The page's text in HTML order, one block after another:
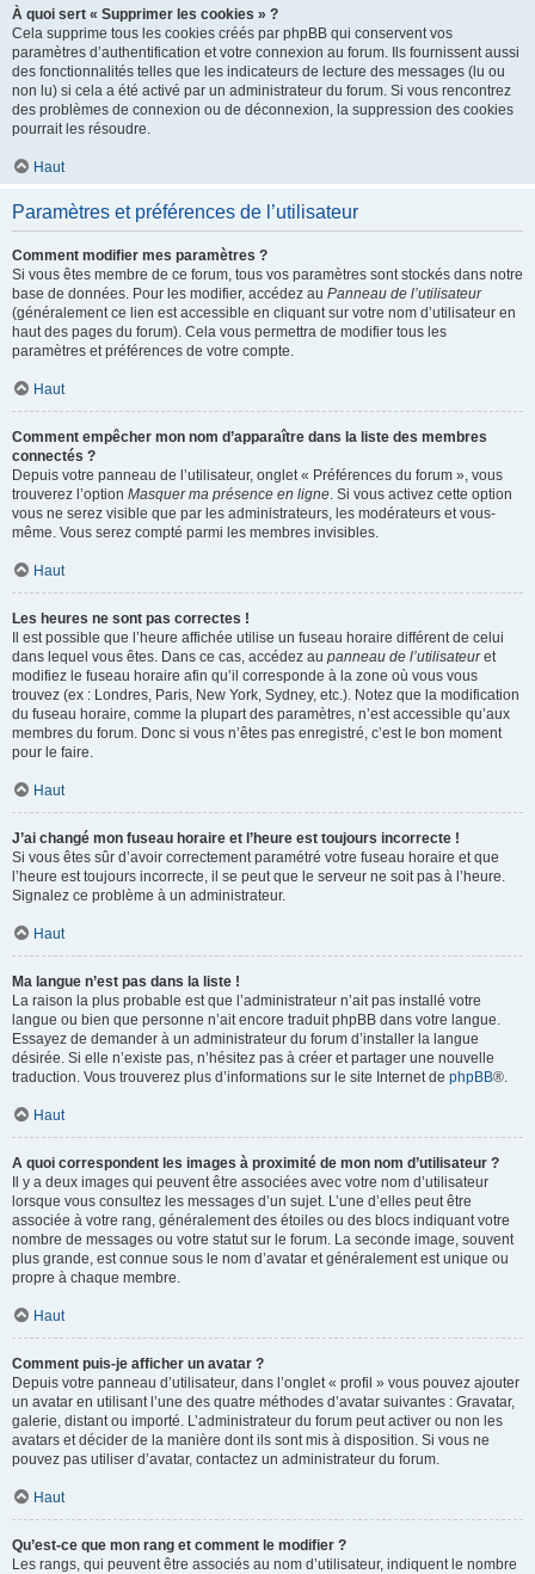
À quoi sert « Supprimer les cookies » ?
Cela supprime tous les cookies créés par phpBB qui conservent vos
paramètres d’authentification et votre connexion au forum. Ils fournissent aussi
des fonctionnalités telles que les indicateurs de lecture des messages (lu ou
non lu) si cela a été activé par un administrateur du forum. Si vous rencontrez
des problèmes de connexion ou de déconnexion, la suppression des cookies
pourrait les résoudre.
Haut
Paramètres et préférences de l’utilisateur
Comment modifier mes paramètres ?
Si vous êtes membre de ce forum, tous vos paramètres sont stockés dans notre
base de données. Pour les modifier, accédez au Panneau de l’utilisateur
(généralement ce lien est accessible en cliquant sur votre nom d’utilisateur en
haut des pages du forum). Cela vous permettra de modifier tous les
paramètres et préférences de votre compte.
Haut
Comment empêcher mon nom d’apparaître dans la liste des membres
connectés ?
Depuis votre panneau de l’utilisateur, onglet « Préférences du forum », vous
trouverez l’option Masquer ma présence en ligne. Si vous activez cette option
vous ne serez visible que par les administrateurs, les modérateurs et vous-
même. Vous serez compté parmi les membres invisibles.
Haut
Les heures ne sont pas correctes !
Il est possible que l’heure affichée utilise un fuseau horaire différent de celui
dans lequel vous êtes. Dans ce cas, accédez au panneau de l’utilisateuret
modifiez le fuseau horaire afin qu’il corresponde à la zone où vous vous
trouvez (ex : Londres, Paris, New York, Sydney, etc.). Notez que la modification
du fuseau horaire, comme la plupart des paramètres, n’est accessible qu’aux
membres du forum. Donc si vous n’êtes pas enregistré, c’est le bon moment
pour le faire.
Haut
J’ai changé mon fuseau horaire et l’heure est toujours incorrecte !
Si vous êtes sûr d’avoir correctement paramétré votre fuseau horaire et que
l’heure est toujours incorrecte, il se peut que le serveur ne soit pas à l’heure.
Signalez ce problème à un administrateur.
Haut
Ma langue n’est pas dans la liste !
La raison la plus probable est que l’administrateur n’ait pas installé votre
langue ou bien que personne n’ait encore traduit phpBB dans votre langue.
Essayez de demander à un administrateur du forum d’installer la langue
désirée. Si elle n’existe pas, n’hésitez pas à créer et partager une nouvelle
traduction. Vous trouverez plus d’informations sur le site Internet de phpBB®.
Haut
A quoi correspondent les images à proximité de mon nom d’utilisateur ?
Il y a deux images qui peuvent être associées avec votre nom d’utilisateur
lorsque vous consultez les messages d’un sujet. L’une d’elles peut être
associée à votre rang, généralement des étoiles ou des blocs indiquant votre
nombre de messages ou votre statut sur le forum. La seconde image, souvent
plus grande, est connue sous le nom d’avatar et généralement est unique ou
propre à chaque membre.
Haut
Comment puis-je afficher un avatar ?
Depuis votre panneau d’utilisateur, dans l’onglet « profil » vous pouvez ajouter
un avatar en utilisant l’une des quatre méthodes d’avatar suivantes : Gravatar,
galerie, distant ou importé. L’administrateur du forum peut activer ou non les
avatars et décider de la manière dont ils sont mis à disposition. Si vous ne
pouvez pas utiliser d’avatar, contactez un administrateur du forum.
Haut
Qu’est-ce que mon rang et comment le modifier ?
Les rangs, qui peuvent être associés au nom d’utilisateur, indiquent le nombre